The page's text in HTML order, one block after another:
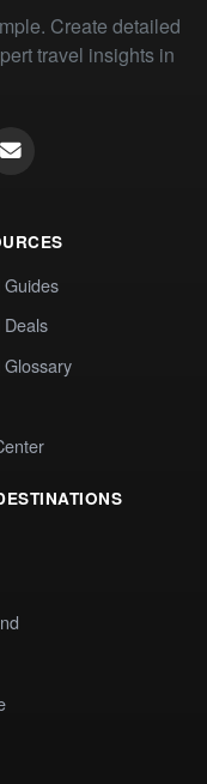
Create detailed
travel insights in